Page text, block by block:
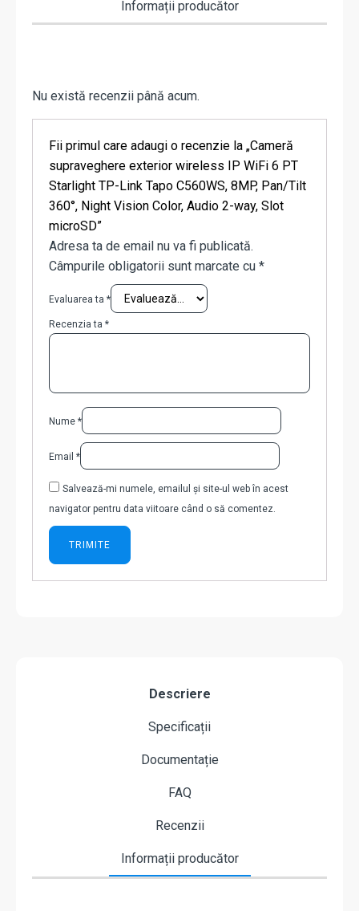
Informații producător
Nu există recenzii până acum.
Fii primul care adaugi o recenzie la „Cameră
supraveghere exterior wireless IP WiFi 6 PT
Starlight TP-Link Tapo C560WS, 8MP, Pan/Tilt
360°, Night Vision Color, Audio 2-way, Slot
microSD”
Adresa ta de email nu va fi publicată.
Câmpurile obligatorii sunt marcate cu *
Evaluarea ta *
Recenzia ta *
Nume *
Email *
Salvează-mi numele, emailul și site-ul web în acest
navigator pentru data viitoare când o să comentez.
Descriere
Specificații
Documentație
FAQ
Recenzii
Informații producător